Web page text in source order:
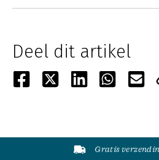
Deel dit artikel
Gratis